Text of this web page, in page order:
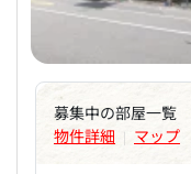
募集中の部屋一覧
物件詳細 | マップ